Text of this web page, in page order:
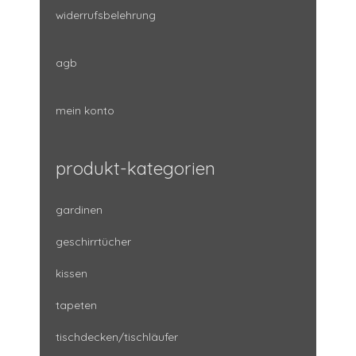
widerrufsbelehrung
agb
mein konto
produkt-kategorien
gardinen
geschirrtücher
kissen
tapeten
tischdecken/tischläufer